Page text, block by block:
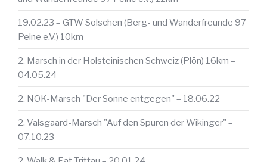
19.02.23 – GTW Solschen (Berg- und Wanderfreunde 97
Peine e.V.) 10km
2. Marsch in der Holsteinischen Schweiz (Plön) 16km –
04.05.24
2. NOK-Marsch "Der Sonne entgegen" – 18.06.22
2. Valsgaard-Marsch "Auf den Spuren der Wikinger" –
07.10.23